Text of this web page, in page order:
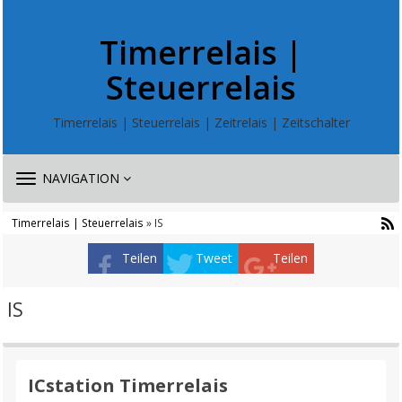
Timerrelais |
Steuerrelais
Timerrelais | Steuerrelais | Zeitrelais | Zeitschalter
TOGGLE
NAVIGATION
Timerrelais | Steuerrelais » IS
Teilen Tweet Teilen
IS
ICstation Timerrelais